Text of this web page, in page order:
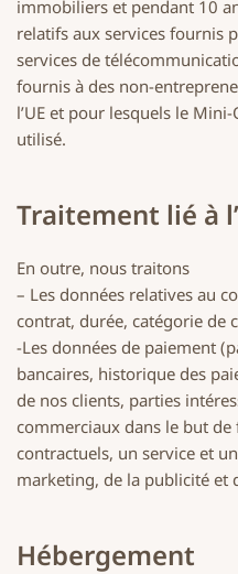
immobiliers et pendant 10
relatifs aux services fournis
services de
fournis à des non-
l’UE et pour lesquels le
utilisé.
Traitement lié à
En outre, nous traitons
– Les données relatives au
contrat, durée, catégorie de
-Les données de paiement
bancaires, historique des
de nos clients, parties
commerciaux dans le but
contractuels, un service et
marketing, de la publicité et
Hébergement